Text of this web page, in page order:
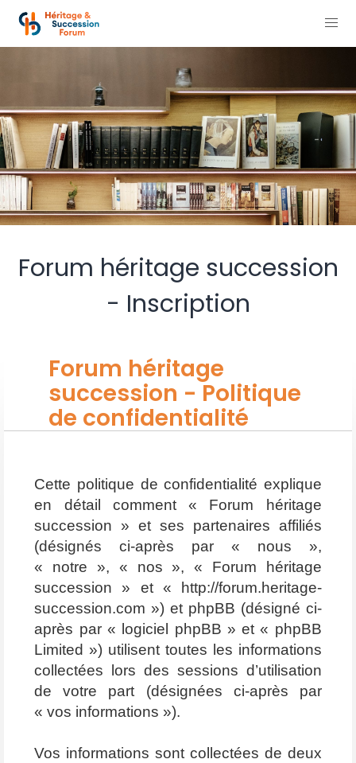
Forum héritage succession
- Inscription
Forum héritage
succession - Politique
de confidentialité
Cette politique de confidentialité explique
en détail comment « Forum héritage
succession » et ses partenaires affiliés
(désignés ci-après par « nous »,
« notre », « nos », « Forum héritage
succession » et « http://forum.heritage-
succession.com ») et phpBB (désigné ci-
après par « logiciel phpBB » et « phpBB
Limited ») utilisent toutes les informations
collectées lors des sessions d’utilisation
de votre part (désignées ci-après par
« vos informations »).
Vos informations sont collectées de deux